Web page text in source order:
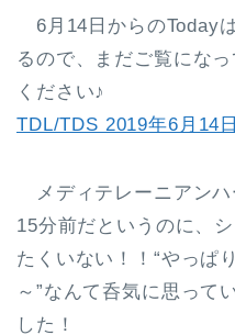
6月14日からのToday
るので、まだご覧にな
ください♪
TDL/TDS 2019年6月14
メディテレーニアンハ
15分前だというのに、
たくいない！！“やっぱ
～”なんて呑気に思って
した！